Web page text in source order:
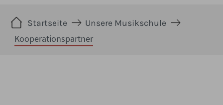
Startseite Unsere Musikschule
Kooperationspartner